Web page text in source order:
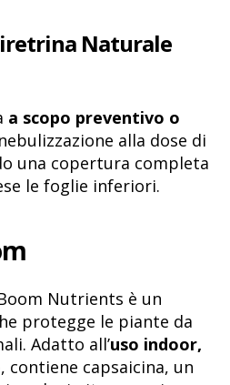
Naturale
a scopo preventivo o
alla dose di
una copertura completa
le foglie inferiori.
Nutrients è un
protegge le piante da
Adatto all’uso indoor,
, contiene capsaicina, un